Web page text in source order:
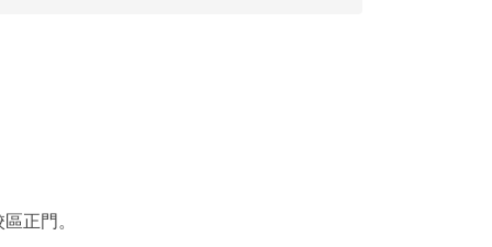
正門。